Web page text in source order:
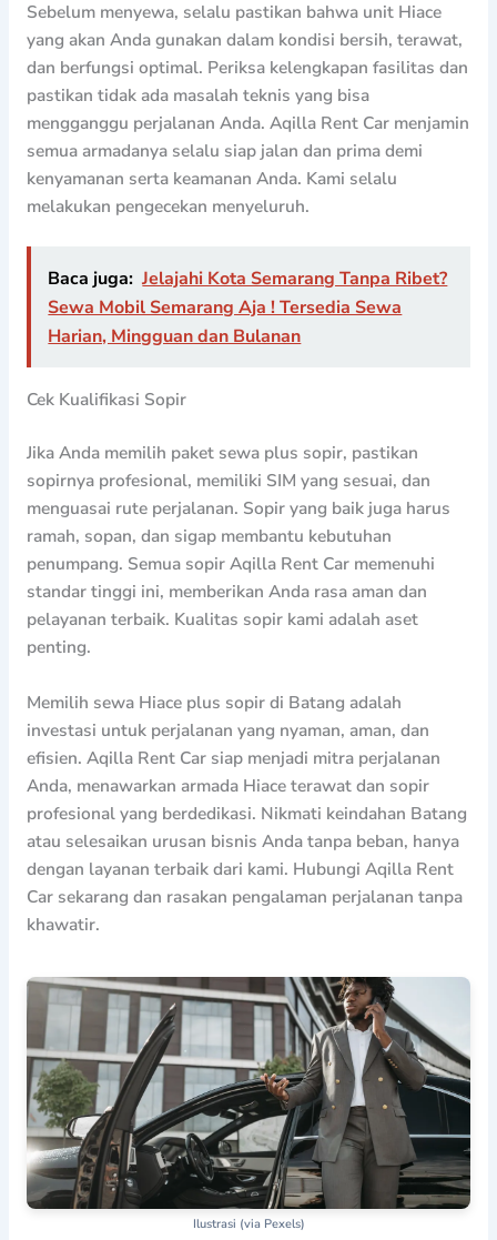
Sebelum menyewa, selalu pastikan bahwa unit Hiace
yang akan Anda gunakan dalam kondisi bersih, terawat,
dan berfungsi optimal. Periksa kelengkapan fasilitas dan
pastikan tidak ada masalah teknis yang bisa
mengganggu perjalanan Anda. Aqilla Rent Car menjamin
semua armadanya selalu siap jalan dan prima demi
kenyamanan serta keamanan Anda. Kami selalu
melakukan pengecekan menyeluruh.
Baca juga: Jelajahi Kota Semarang Tanpa Ribet?
Sewa Mobil Semarang Aja ! Tersedia Sewa
Harian, Mingguan dan Bulanan
Cek Kualifikasi Sopir
Jika Anda memilih paket sewa plus sopir, pastikan
sopirnya profesional, memiliki SIM yang sesuai, dan
menguasai rute perjalanan. Sopir yang baik juga harus
ramah, sopan, dan sigap membantu kebutuhan
penumpang. Semua sopir Aqilla Rent Car memenuhi
standar tinggi ini, memberikan Anda rasa aman dan
pelayanan terbaik. Kualitas sopir kami adalah aset
penting.
Memilih sewa Hiace plus sopir di Batang adalah
investasi untuk perjalanan yang nyaman, aman, dan
efisien. Aqilla Rent Car siap menjadi mitra perjalanan
Anda, menawarkan armada Hiace terawat dan sopir
profesional yang berdedikasi. Nikmati keindahan Batang
atau selesaikan urusan bisnis Anda tanpa beban, hanya
dengan layanan terbaik dari kami. Hubungi Aqilla Rent
Car sekarang dan rasakan pengalaman perjalanan tanpa
khawatir.
Ilustrasi (via Pexels)